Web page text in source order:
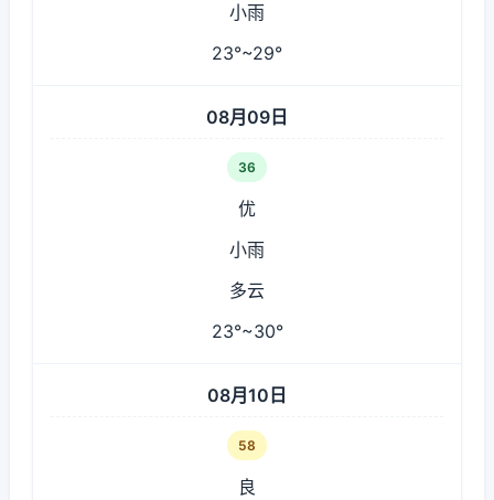
小雨
23°~29°
08月09日
36
优
小雨
多云
23°~30°
08月10日
58
良